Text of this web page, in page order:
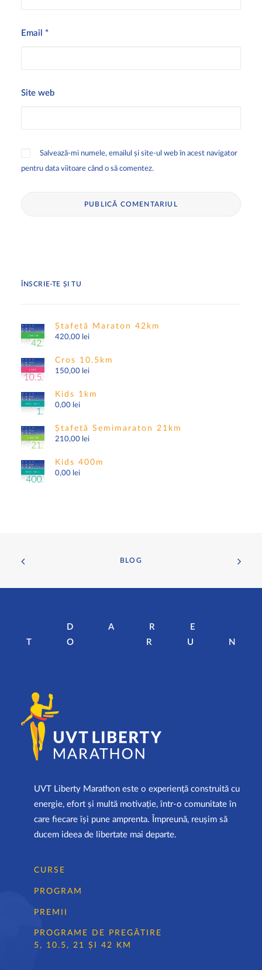
Email *
Site web
Salvează-mi numele, emailul și site-ul web în acest navigator
pentru data viitoare când o să comentez.
ÎNSCRIE-TE ȘI TU
Ștafetă Maraton 42km
420,00 lei
Cros 10.5km
150,00 lei
Kids 1km
0,00 lei
Ștafetă Semimaraton 21km
210,00 lei
Kids 400m
0,00 lei
BLOG
DARE
TO
UVT Liberty Marathon este o experiență construită cu
energie, efort și multă motivație, într-o comunitate în
care fiecare își pune amprenta. Împreună, reușim să
ducem ideea de libertate mai departe.
CURSE
PROGRAM
PREMII
PROGRAME DE PREGĂTIRE
5, 10.5, 21 ȘI 42 KM